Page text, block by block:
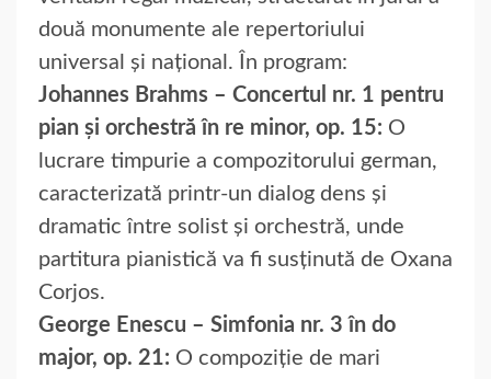
două monumente ale repertoriului
universal și național. În program:
Johannes Brahms – Concertul nr. 1 pentru
pian și orchestră în re minor, op. 15: O
lucrare timpurie a compozitorului german,
caracterizată printr-un dialog dens și
dramatic între solist și orchestră, unde
partitura pianistică va fi susținută de Oxana
Corjos.
George Enescu – Simfonia nr. 3 în do
major, op. 21: O compoziție de mari